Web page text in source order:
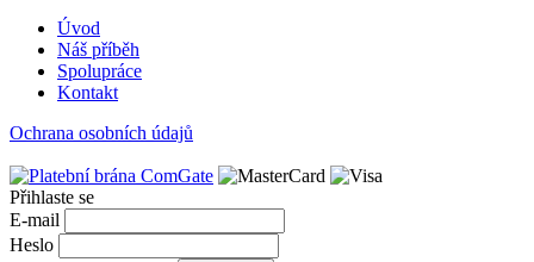
Úvod
Náš příběh
Spolupráce
Kontakt
Ochrana osobních údajů
Přihlaste se
E-mail
Heslo